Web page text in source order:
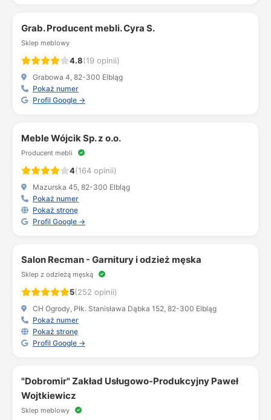
Grab. Producent mebli. Cyra S.
Sklep meblowy
4.8(19 opinii)
Grabowa 4, 82-300 Elbląg
Pokaż numer
Profil Google →
Meble Wójcik Sp. z o.o.
Producent mebli
4(164 opinii)
Mazurska 45, 82-300 Elbląg
Pokaż numer
Pokaż stronę
Profil Google →
Salon Recman - Garnitury i odzież męska
Sklep z odzieżą męską
5(252 opinii)
CH Ogrody, Płk. Stanisława Dąbka 152, 82-300 Elbląg
Pokaż numer
Pokaż stronę
Profil Google →
"Dobromir" Zakład Usługowo-Produkcyjny Paweł
Wojtkiewicz
Sklep meblowy